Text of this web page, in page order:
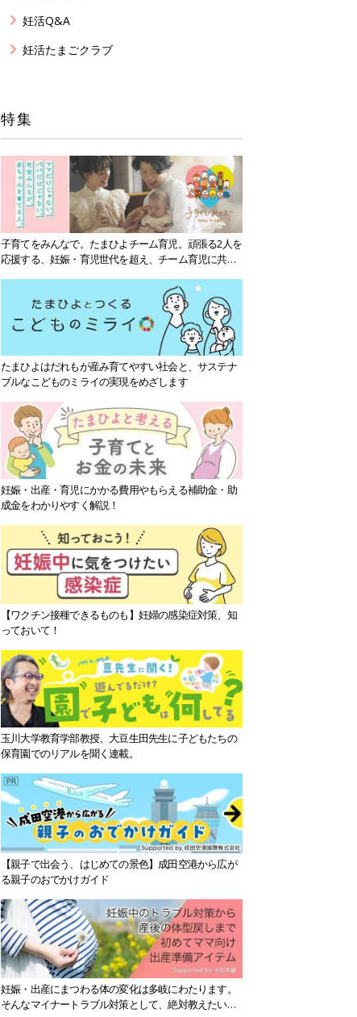
妊活Q&A
妊活たまごクラブ
特集
子育てをみんなで。たまひよチーム育児。頑張る2人を
応援する、妊娠・育児世代を超え、チーム育児に共感
たまひよはだれもが産み育てやすい社会と、サステナ
ブルなこどものミライの実現をめざします
妊娠・出産・育児にかかる費用やもらえる補助金・助
成金をわかりやすく解説！
【ワクチン接種できるものも】妊婦の感染症対策、知
っておいて！
玉川大学教育学部教授、大豆生田先生に子どもたちの
保育園でのリアルを聞く連載。
【親子で出会う、はじめての景色】成田空港から広が
る親子のおでかけガイド
妊娠・出産にまつわる体の変化は多岐にわたります。
そんなマイナートラブル対策として、絶対教えたい！